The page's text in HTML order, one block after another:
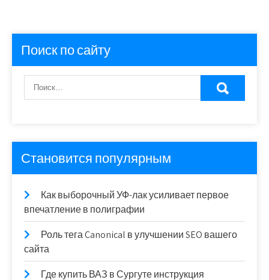
Поиск по сайту
Становится популярным
Как выборочный УФ-лак усиливает первое
впечатление в полиграфии
Роль тега Canonical в улучшении SEO вашего
сайта
Где купить ВАЗ в Сургуте инструкция